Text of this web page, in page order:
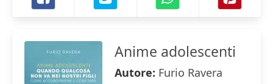
Anime adolescenti
Autore: Furio Ravera